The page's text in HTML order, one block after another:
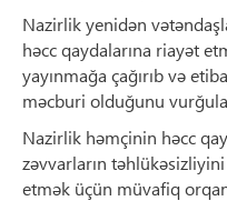
Nazirlik yenidən
həcc qaydalarına riayət
yayınmağa çağırıb və
məcburi olduğunu
Nazirlik həmçinin həcc
zəvvarların
etmək üçün müvafiq